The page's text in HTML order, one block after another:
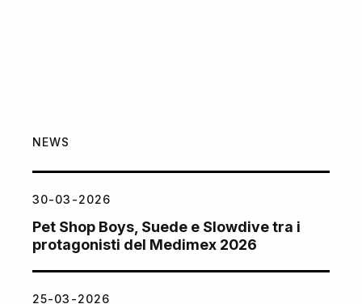
NEWS
30-03-2026
Pet Shop Boys, Suede e Slowdive tra i
protagonisti del Medimex 2026
25-03-2026